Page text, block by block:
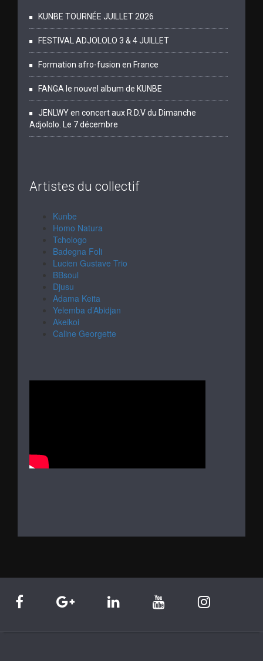
KUNBE TOURNÉE JUILLET 2026
FESTIVAL ADJOLOLO 3 & 4 JUILLET
Formation afro-fusion en France
FANGA le nouvel album de KUNBE
JENLWY en concert aux R.D.V du Dimanche
Adjololo. Le 7 décembre
Artistes du collectif
Kunbe
Homo Natura
Tchologo
Badegna Foli
Lucien Gustave Trio
BBsoul
Djusu
Adama Keita
Yelemba d’Abidjan
Akeikoi
Caline Georgette